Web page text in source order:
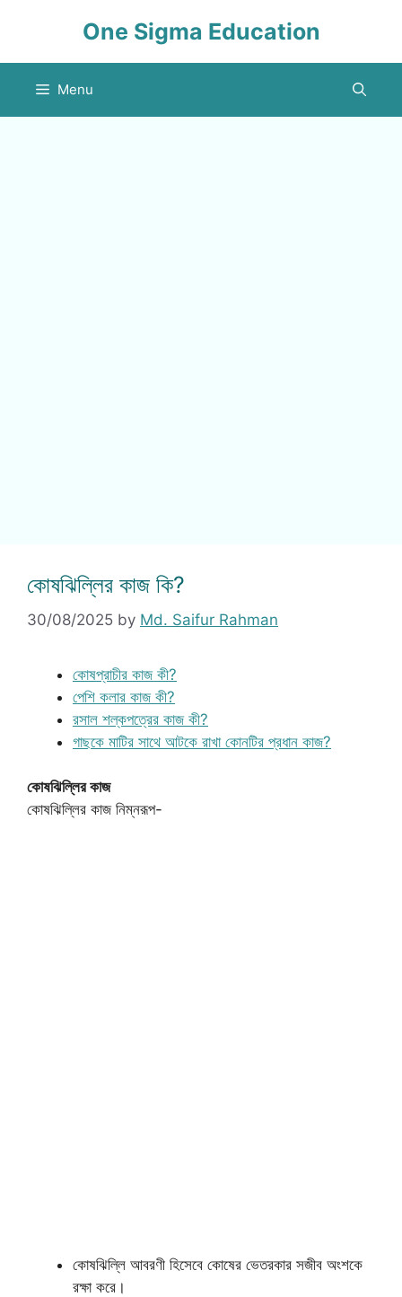
One Sigma Education
Menu
কোষঝিল্লির কাজ কি?
30/08/2025 by Md. Saifur Rahman
কোষপ্রাচীর কাজ কী?
পেশি কলার কাজ কী?
রসাল শল্কপত্রের কাজ কী?
গাছকে মাটির সাথে আটকে রাখা কোনটির প্রধান কাজ?
কোষঝিল্লির কাজ
কোষঝিল্লির কাজ নিম্নরূপ-
কোষঝিল্লি আবরণী হিসেবে কোষের ভেতরকার সজীব অংশকে
রক্ষা করে।